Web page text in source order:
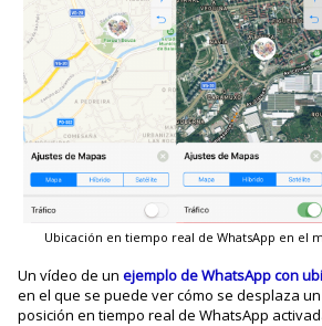
Ubicación en tiempo real de WhatsApp en el
Un vídeo de unejemplo de WhatsApp con
en el que se puede ver cómo se desplaza
posición en tiempo real de WhatsApp